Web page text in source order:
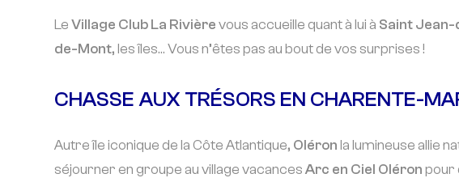
LeVillage Club La Rivièrevous accueille quant à lui à Saint
de-Mont, les îles… Vous n’êtes pas au bout de vos surprises !
CHASSE AUX TRÉSORS EN CHARENTE-
Autre île iconique de la Côte Atlantique, Oléronla lumineuse allie
séjourner en groupe au village vacancesArc en Ciel Oléronpour